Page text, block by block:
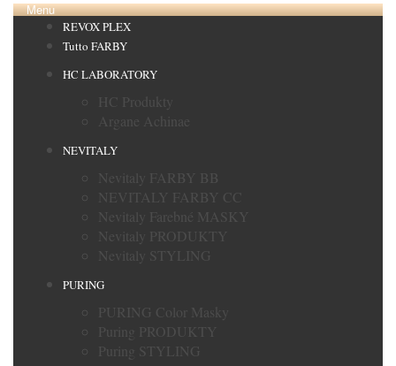
Menu
REVOX PLEX
Tutto FARBY
HC LABORATORY
HC Produkty
Argane Achinae
NEVITALY
Nevitaly FARBY BB
NEVITALY FARBY CC
Nevitaly Farebné MASKY
Nevitaly PRODUKTY
Nevitaly STYLING
PURING
PURING Color Masky
Puring PRODUKTY
Puring STYLING